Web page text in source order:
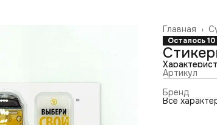
Главная ›
Осталось
Артикул
Бренд
Все